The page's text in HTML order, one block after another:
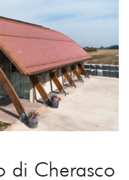
di Cherasco